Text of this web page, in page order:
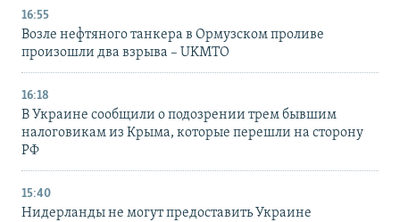
16:55
Возле нефтяного танкера в Ормузском проливе
произошли два взрыва – UKMTO
16:18
В Украине сообщили о подозрении трем бывшим
налоговикам из Крыма, которые перешли на сторону
РФ
15:40
Нидерланды не могут предоставить Украине